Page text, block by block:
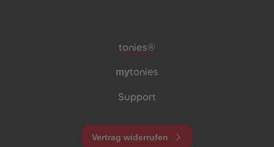
Meta-Navigation Footer
tonies®
mytonies
Support
Vertrag widerrufen